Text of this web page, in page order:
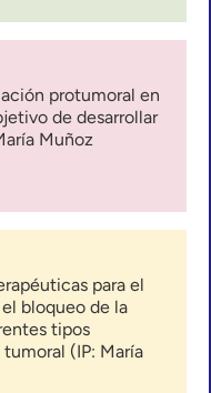
protumoral en
de desarrollar
Muñoz
para el
bloqueo de la
tipos
(IP: María